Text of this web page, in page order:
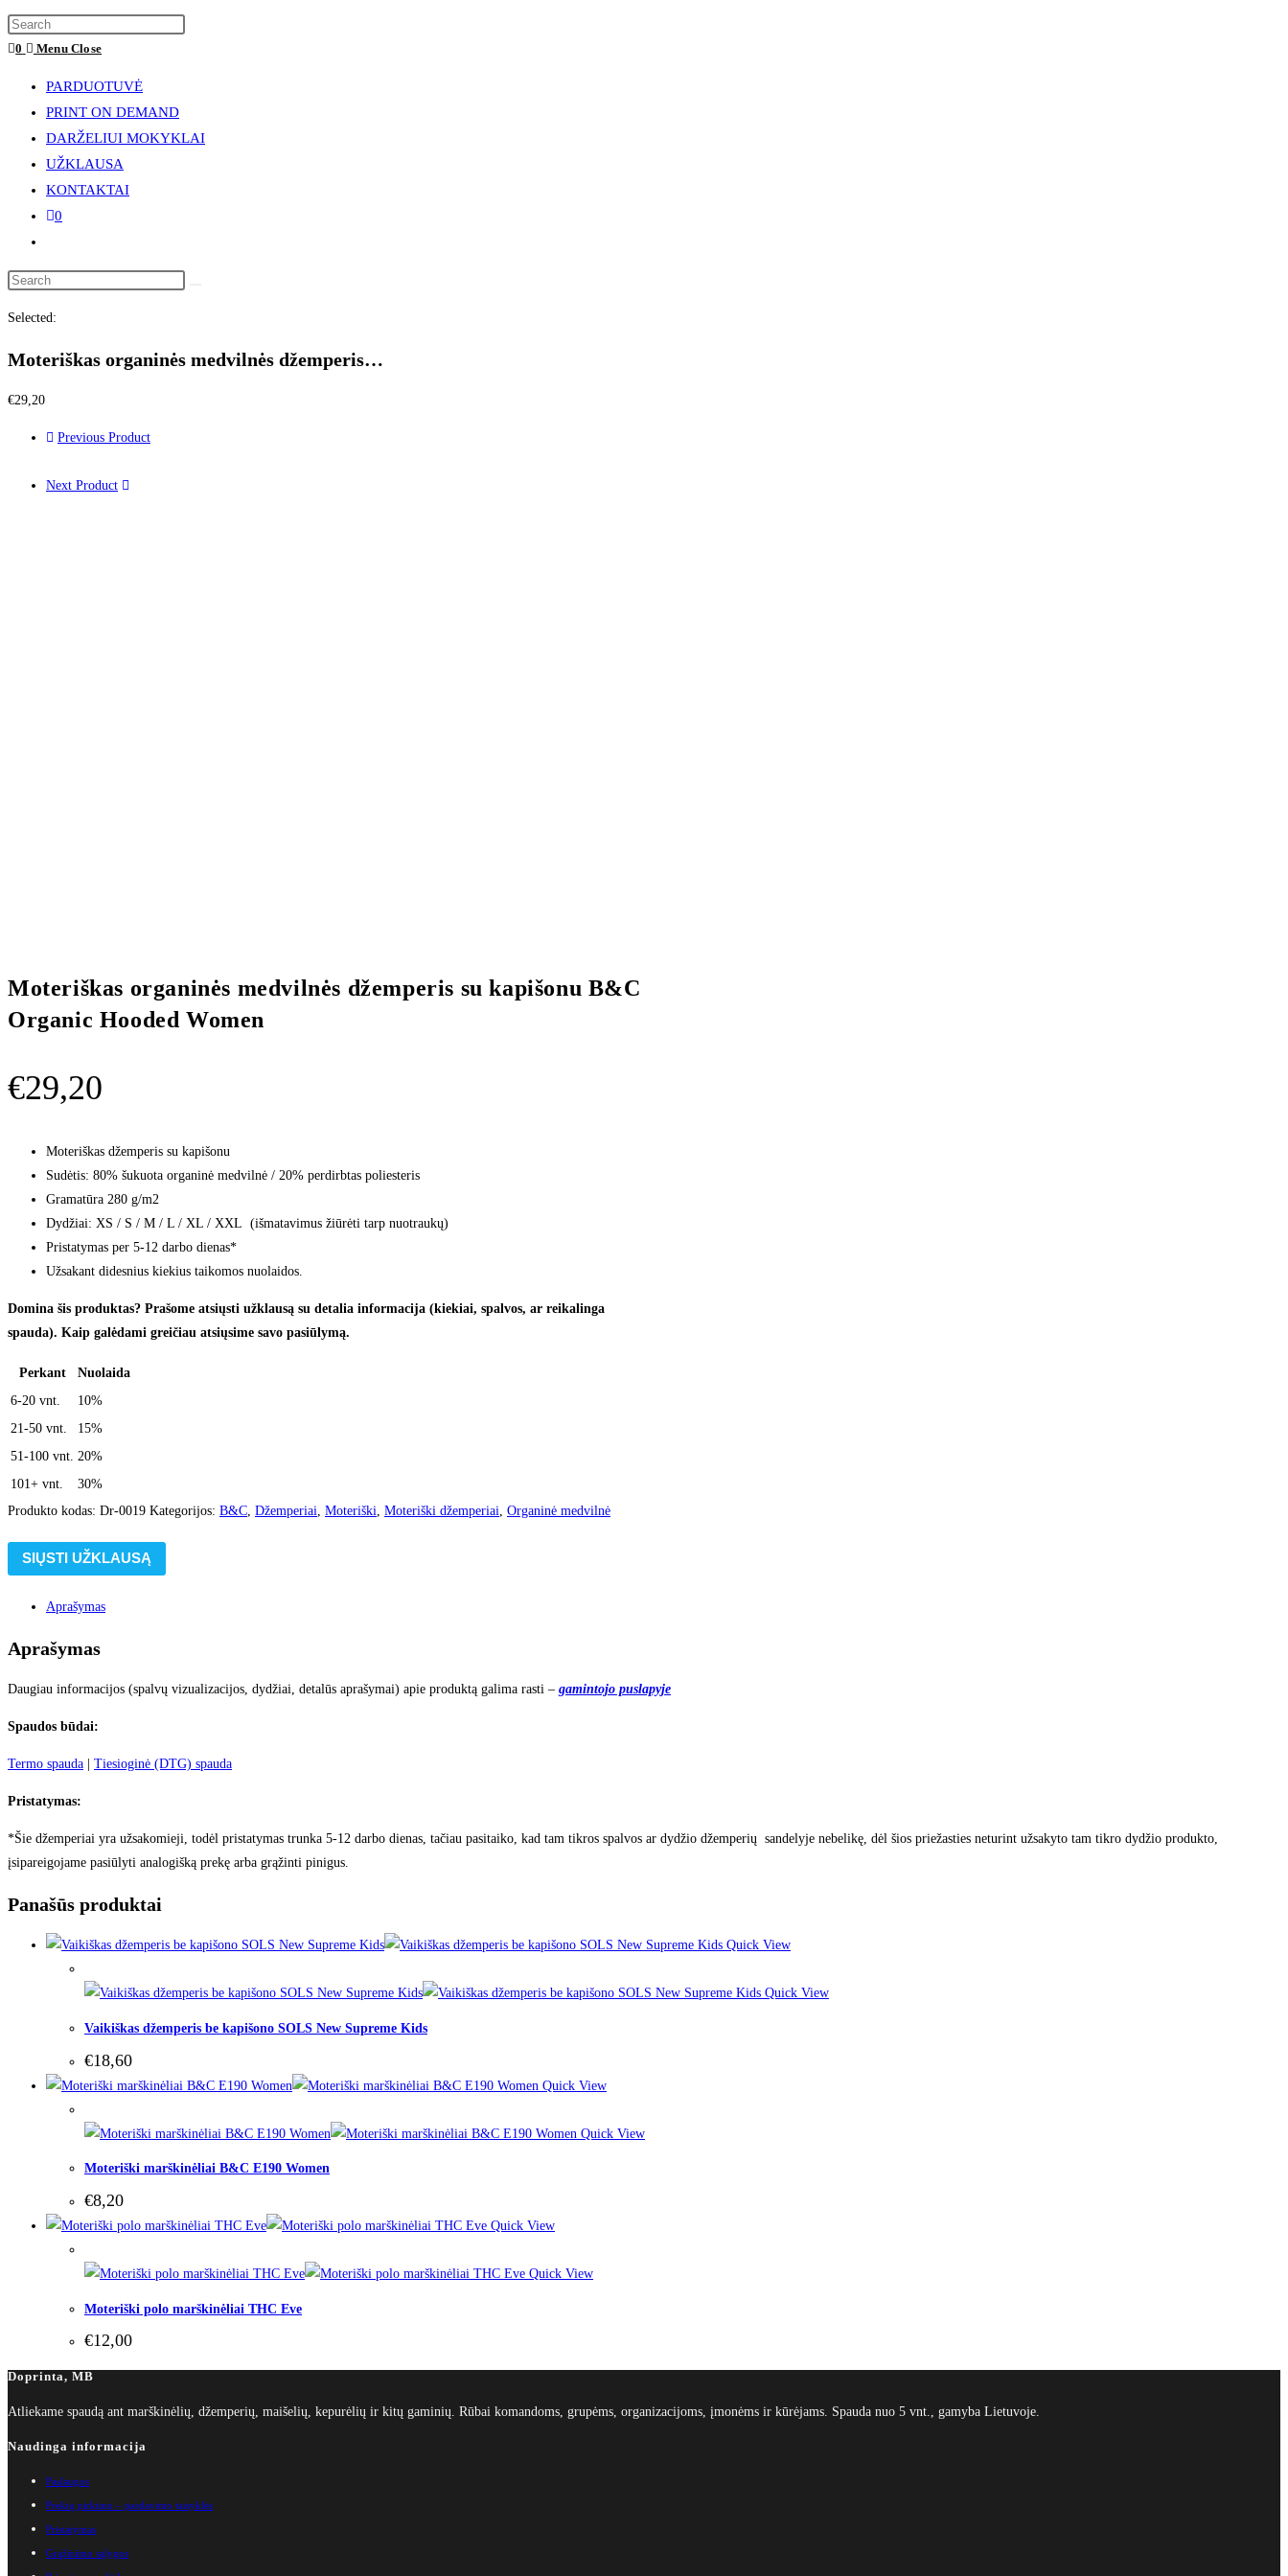
search
search
0 Menu Close
PARDUOTUVĖ
PRINT ON DEMAND
DARŽELIUI MOKYKLAI
UŽKLAUSA
KONTAKTAI
0
search
Search
Selected:
Moteriškas organinės medvilnės džemperis…
€29,20
Previous Product
Next Product
Moteriškas organinės medvilnės džemperis su kapišonu B&C
Organic Hooded Women
€29,20
Moteriškas džemperis su kapišonu
Sudėtis: 80% šukuota organinė medvilnė / 20% perdirbtas poliesteris
Gramatūra 280 g/m2
Dydžiai: XS / S / M / L / XL / XXL (išmatavimus žiūrėti tarp nuotraukų)
Pristatymas per 5-12 darbo dienas*
Užsakant didesnius kiekius taikomos nuolaidos.
Domina šis produktas? Prašome atsiųsti užklausą su detalia informacija (kiekiai, spalvos, ar reikalinga
spauda). Kaip galėdami greičiau atsiųsime savo pasiūlymą.
Perkant
Nuolaida
6-20 vnt.
10%
21-50 vnt.
15%
51-100 vnt. 20%
101+ vnt.
30%
Produkto kodas: Dr-0019 Kategorijos: B&C, Džemperiai, Moteriški, Moteriški džemperiai, Organinė medvilnė
SIŲSTI UŽKLAUSĄ
Aprašymas
Aprašymas
Daugiau informacijos (spalvų vizualizacijos, dydžiai, detalūs aprašymai) apie produktą galima rasti – gamintojo puslapyje
Spaudos būdai:
Termo spauda Tiesioginė (DTG) spauda
Pristatymas:
*Šie džemperiai yra užsakomieji, todėl pristatymas trunka 5-12 darbo dienas, tačiau pasitaiko, kad tam tikros spalvos ar dydžio džemperių sandelyje nebelikę, dėl šios priežasties neturint užsakyto tam tikro dydžio produkto,
įsipareigojame pasiūlyti analogišką prekę arba grąžinti pinigus.
Panašūs produktai
Quick View
Quick View
Vaikiškas džemperis be kapišono SOLS New Supreme Kids
€18,60
Quick View
Quick View
Moteriški marškinėliai B&C E190 Women
€8,20
Quick View
Quick View
Moteriški polo marškinėliai THC Eve
€12,00
Doprinta, MB
Atliekame spaudą ant marškinėlių, džemperių, maišelių, kepurėlių ir kitų gaminių. Rūbai komandoms, grupėms, organizacijoms, įmonėms ir kūrėjams. Spauda nuo 5 vnt., gamyba Lietuvoje.
Naudinga informacija
Paslaugos
Prekių pirkimo – pardavimo taisyklės
Pristatymas
Grąžinimo sąlygos